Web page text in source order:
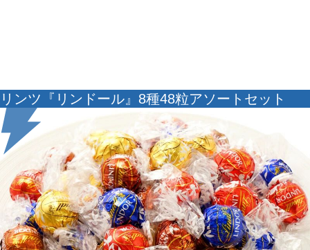
リンツ『リンドール』8種48粒アソートセット